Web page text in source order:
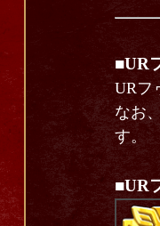
■UR
URフ
なお
す。
■UR